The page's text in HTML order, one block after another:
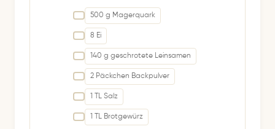
500 g Magerquark
8 Ei
140 g geschrotete Leinsamen
2 Päckchen Backpulver
1 TL Salz
1 TL Brotgewürz